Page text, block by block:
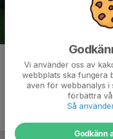
Kommentarer
Vi använder oss av
webbplats ska fungera
även för webbanalys i
förbättra
Så
Godkänn